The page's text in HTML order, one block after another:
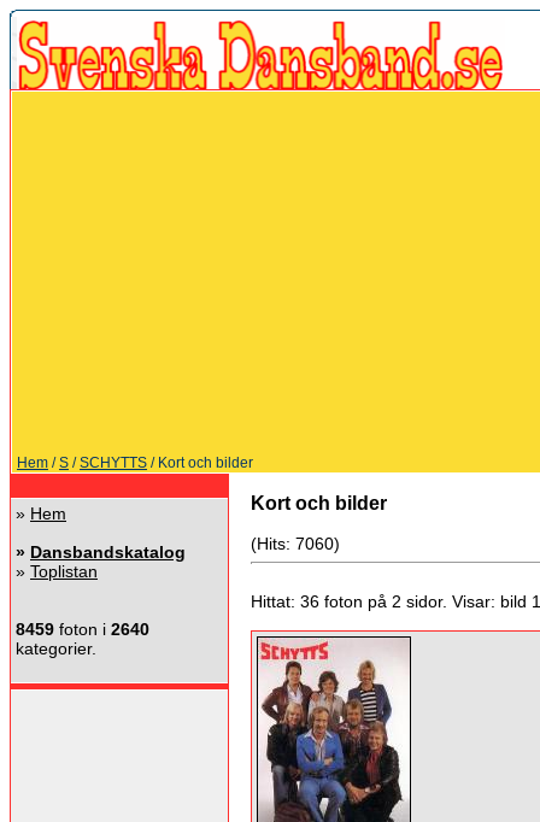
Hem /S /SCHYTTS / Kort och bilder
» Hem
» Dansbandskatalog
» Toplistan
8459 foton i 2640
kategorier.
Kort och bilder
(Hits: 7060)
Hittat: 36 foton på 2 sidor. Visar: bild